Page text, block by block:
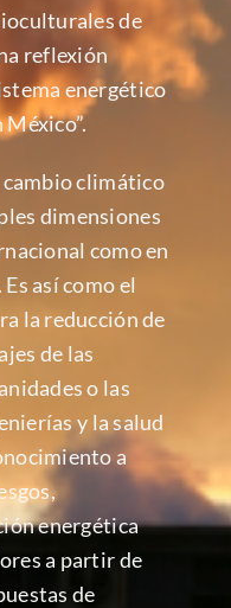
de
reflexión
energético
cambio climático
dimensiones
como en
así como el
la reducción de
de las
o las
y la salud
a
energética
a partir de
de